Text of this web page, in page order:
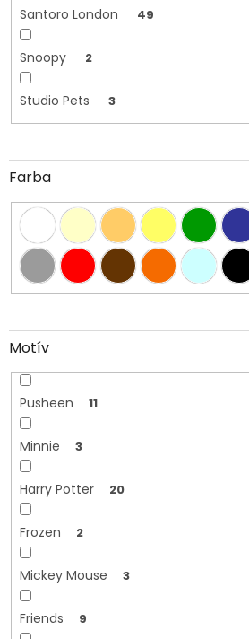
Santoro London 49
Snoopy 2
Studio Pets 3
Farba
Motív
Pusheen 11
Minnie 3
Harry Potter 20
Frozen 2
Mickey Mouse 3
Friends 9